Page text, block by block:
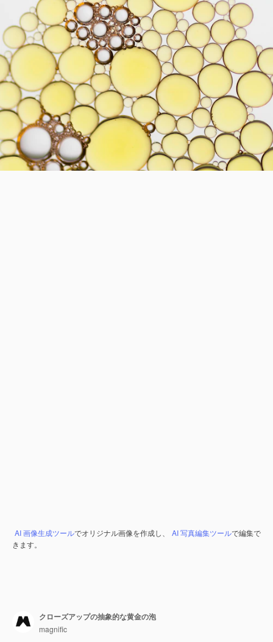
AI 画像生成ツールでオリジナル画像を作成し、 AI 写真編集ツールで編集で
きます。
クローズアップの抽象的な黄金の泡
magnific